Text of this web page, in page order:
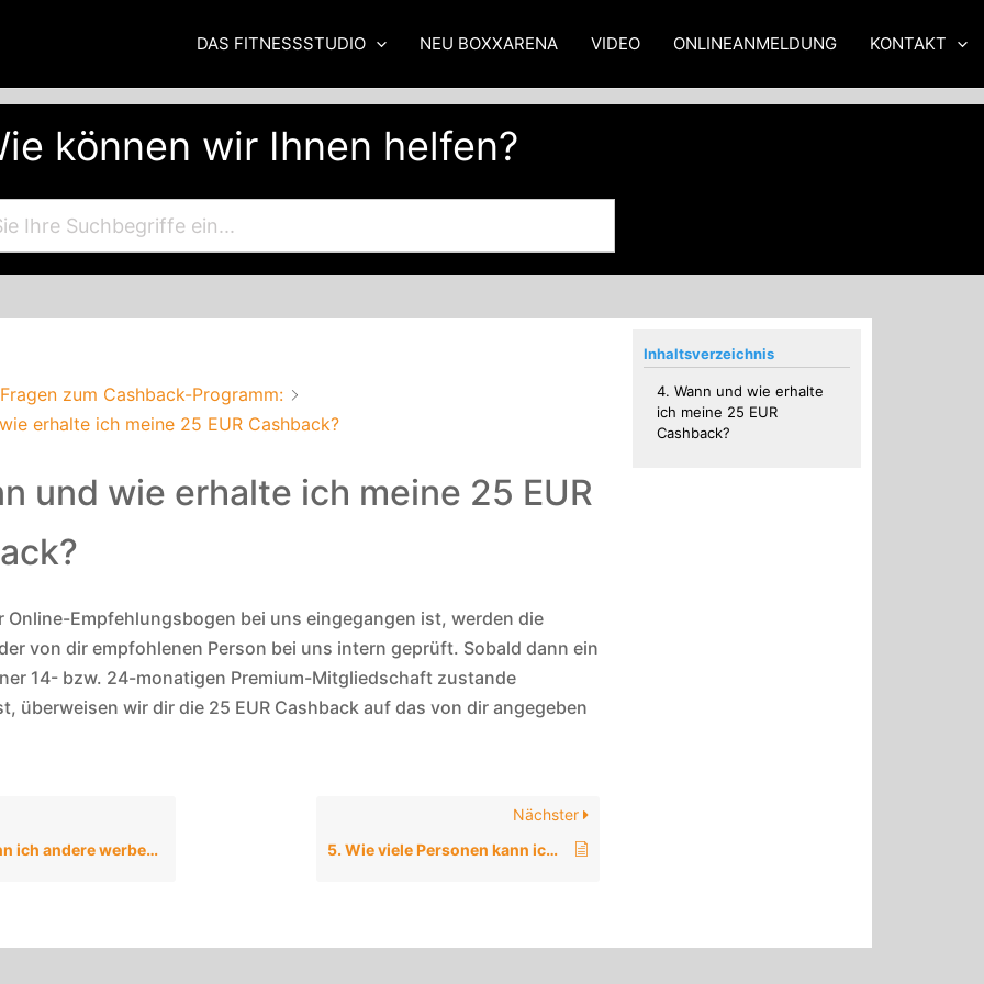
DAS FITNESSSTUDIO NEU BOXXARENA VIDEO ONLINEANMELDUNG KONTAKT
können wir Ihnen helfen?
Fragen zum Cashback-Programm:
erhalte ich meine 25 EUR Cashback?
und wie erhalte ich meine 25 EUR
Online-Empfehlungsbogen bei uns eingegangen ist, werden die
von dir empfohlenen Person bei uns intern geprüft. Sobald dann ein
14- bzw. 24-monatigen Premium-Mitgliedschaft zustande
überweisen wir dir die 25 EUR Cashback auf das von dir angegeben
ich andere werben?
Nächster
5. Wie viele Personen kann ich werben?
Inhaltsverzeichnis
4. Wann und wie erhalte
ich meine 25 EUR
Cashback?